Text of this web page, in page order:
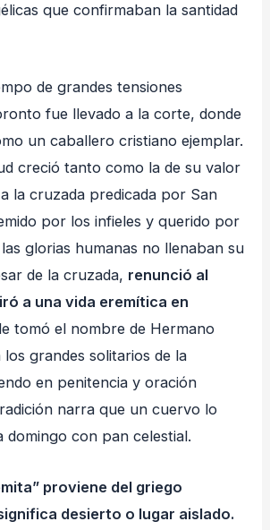
que confirmaban la santidad
de grandes tensiones
fue llevado a la corte, donde
un caballero cristiano ejemplar.
creció tanto como la de su valor
la cruzada predicada por San
por los infieles y querido por
glorias humanas no llenaban su
de la cruzada, renunció al
a una vida eremítica en
tomó el nombre de Hermano
los grandes solitarios de la
en penitencia y oración
narra que un cuervo lo
domingo con pan celestial.
proviene del griego
desierto o lugar aislado.